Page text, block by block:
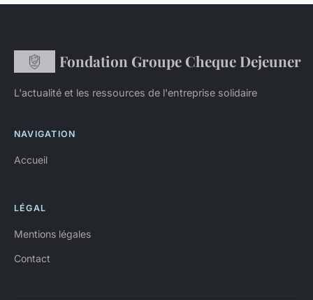
Fondation Groupe Cheque Dejeuner
L'actualité et les ressources de l'entreprise solidaire
NAVIGATION
Accueil
LÉGAL
Mentions légales
Contact